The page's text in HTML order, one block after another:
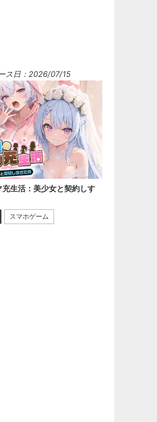
ス日：2026/07/15
充生活：美少女と契約しす
スマホゲーム